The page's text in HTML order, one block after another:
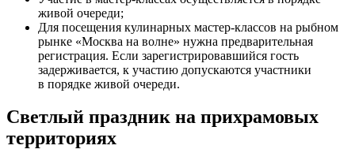
живой очереди;
Для посещения кулинарных мастер-классов на рыбном
рынке «Москва на волне» нужна предварительная
регистрация. Если зарегистрировавшийся гость
задерживается, к участию допускаются участники
в порядке живой очереди.
Светлый праздник на прихрамовых
территориях